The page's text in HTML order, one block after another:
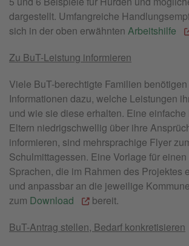
dargestellt. Umfangreiche
sich in der oben erwähnten Arbeitshilfe
Zu BuT-Leistung informieren
Viele BuT-berechtigte Familien
Informationen dazu, welche Leistungen
und wie sie diese erhalten. Eine
Eltern niedrigschwellig über ihre
informieren, sind mehrsprachige Flyer
Schulmittagessen. Eine Vorlage für
Sprachen, die im Rahmen des Projektes
und anpassbar an die jeweilige
zum Download
bereit.
BuT-Antrag stellen, Bedarf konkretisieren